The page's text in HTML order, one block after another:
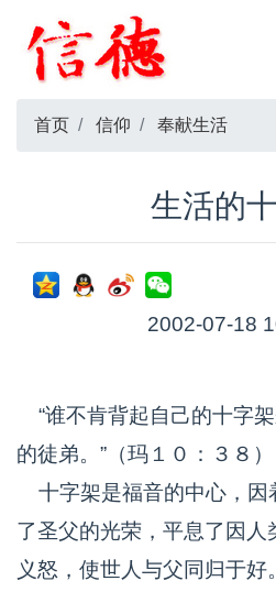
首页 信仰 奉献生活
生活的
2002-07-18
“谁不肯背起自己的十字
的徒弟。”（玛１０：３８）
十字架是福音的中心，因
了圣父的光荣，平息了因人
义怒，使世人与父同归于